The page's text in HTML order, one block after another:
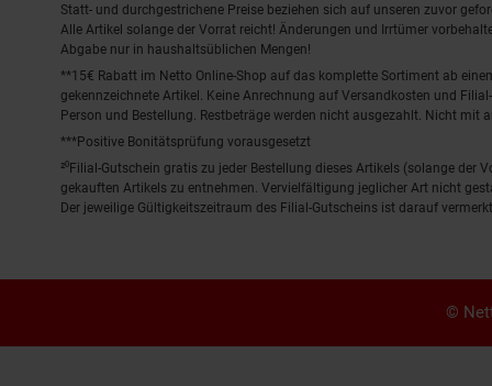
Statt- und durchgestrichene Preise beziehen sich auf unseren zuvor
Alle Artikel solange der Vorrat reicht! Änderungen und Irrtümer
Abgabe nur in haushaltsüblichen Mengen!
**15€ Rabatt im Netto Online-Shop auf das komplette Sortiment ab
gekennzeichnete Artikel. Keine Anrechnung auf Versandkosten und
Person und Bestellung. Restbeträge werden nicht ausgezahlt. Nicht mit
***Positive Bonitätsprüfung vorausgesetzt
²⁰Filial-Gutschein gratis zu jeder Bestellung dieses Artikels (solange
gekauften Artikels zu entnehmen. Vervielfältigung jeglicher Art nicht
Der jeweilige Gültigkeitszeitraum des Filial-Gutscheins ist darauf vermerkt.
©